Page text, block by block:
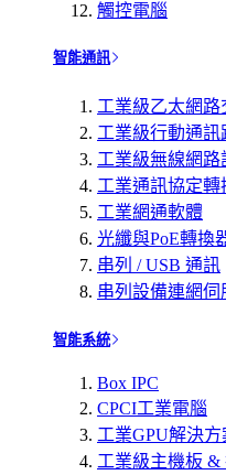
觸控電腦
智能通訊
工業級乙太網路
工業級行動通
工業級無線網
工業通訊協定轉
工業網通軟體
光纖與PoE轉換
串列 / USB 通訊
串列設備連網伺
智能系統
Box IPC
CPCI工業電腦
工業GPU解決方
工業級主機板 &